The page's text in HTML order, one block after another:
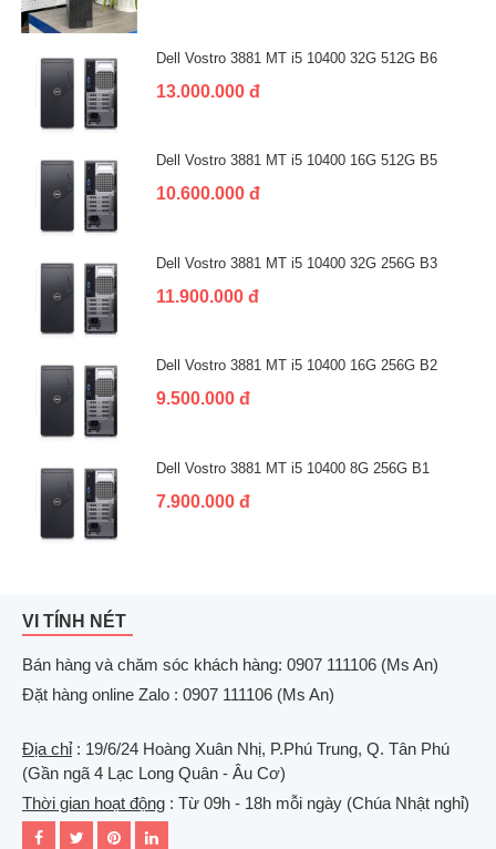
Dell Vostro 3881 MT i5 10400 32G 512G B6
13.000.000 đ
Dell Vostro 3881 MT i5 10400 16G 512G B5
10.600.000 đ
Dell Vostro 3881 MT i5 10400 32G 256G B3
11.900.000 đ
Dell Vostro 3881 MT i5 10400 16G 256G B2
9.500.000 đ
Dell Vostro 3881 MT i5 10400 8G 256G B1
7.900.000 đ
VI TÍNH NÉT
Bán hàng và chăm sóc khách hàng: 0907 111106 (Ms An)
Đặt hàng online Zalo : 0907 111106 (Ms An)
Địa chỉ: 19/6/24 Hoàng Xuân Nhị, P.Phú Trung, Q. Tân Phú
(Gần ngã 4 Lạc Long Quân - Âu Cơ)
Thời gian hoạt động : Từ 09h - 18h mỗi ngày (Chúa Nhật nghỉ)